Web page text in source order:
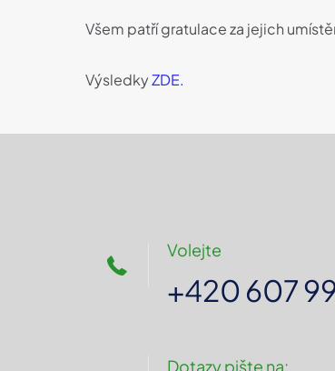
Všem patří gratulace za jejich
VýsledkyZDE.
Volejte
+420 607
Dotazy pište na: